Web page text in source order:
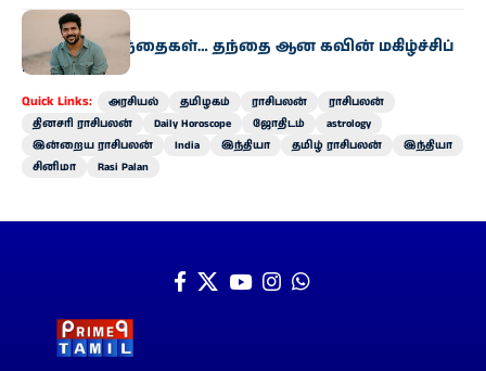
சினிமா
இரட்டை குழந்தைகள்… தந்தை ஆன கவின் மகிழ்ச்சிப்
பகிர்வு!
Quick Links: அரசியல் தமிழகம் ராசிபலன்
ராசிபலன்
தினசரி ராசிபலன்
Daily Horoscope ஜோதிடம்
astrology
இன்றைய ராசிபலன்
India இந்தியா தமிழ் ராசிபலன்
இந்தியா
சினிமா
Rasi Palan